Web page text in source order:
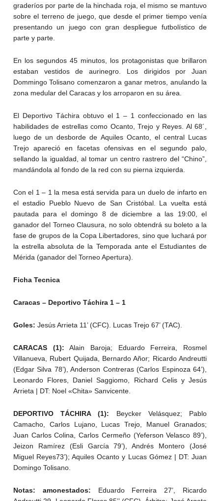
graderíos por parte de la hinchada roja, el mismo se mantuvo
sobre el terreno de juego, que desde el primer tiempo venía
presentando un juego con gran despliegue futbolístico de
parte y parte.
En los segundos 45 minutos, los protagonistas que brillaron
estaban vestidos de aurinegro. Los dirigidos por Juan
Dommingo Tolisano comenzaron a ganar metros, anulando la
zona medular del Caracas y los arroparon en su área.
El Deportivo Táchira obtuvo el 1 – 1 confeccionado en las
habilidades de estrellas como Ocanto, Trejo y Reyes. Al 68´,
luego de un desborde de Aquiles Ocanto, el central Lucas
Trejo apareció en facetas ofensivas en el segundo palo,
sellando la igualdad, al tomar un centro rastrero del “Chino”,
mandándola al fondo de la red con su pierna izquierda.
Con el 1 – 1 la mesa está servida para un duelo de infarto en
el estadio Pueblo Nuevo de San Cristóbal. La vuelta está
pautada para el domingo 8 de diciembre a las 19:00, el
ganador del Torneo Clausura, no solo obtendrá su boleto a la
fase de grupos de la Copa Libertadores, sino que luchará por
la estrella absoluta de la Temporada ante el Estudiantes de
Mérida (ganador del Torneo Apertura).
Ficha Tecnica
Caracas – Deportivo Táchira 1 – 1
Goles: Jesús Arrieta 11’ (CFC). Lucas Trejo 67’ (TAC).
CARACAS (1): Alain Baroja; Eduardo Ferreira, Rosmel
Villanueva, Rubert Quijada, Bernardo Añor; Ricardo Andreutti
(Edgar Silva 78’), Anderson Contreras (Carlos Espinoza 64’),
Leonardo Flores, Daniel Saggiomo, Richard Celis y Jesús
Arrieta | DT: Noel «Chita» Sanvicente.
DEPORTIVO TÁCHIRA (1): Beycker Velásquez; Pablo
Camacho, Carlos Lujano, Lucas Trejo, Manuel Granados;
Juan Carlos Colina, Carlos Cermeño (Yeferson Velasco 89’),
Jeizon Ramírez (Esli García 79’), Andrés Montero (José
Miguel Reyes73’); Aquiles Ocanto y Lucas Gómez | DT: Juan
Domingo Tolisano.
Notas: amonestados: Eduardo Ferreira 27’, Ricardo